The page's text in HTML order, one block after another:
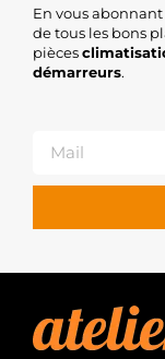
En vous
de tous les bons
pièces
démarreurs.